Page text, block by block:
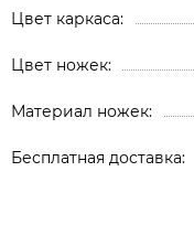
Цвет каркаса
Цвет ножек
Материал ножек
Бесплатная доставка